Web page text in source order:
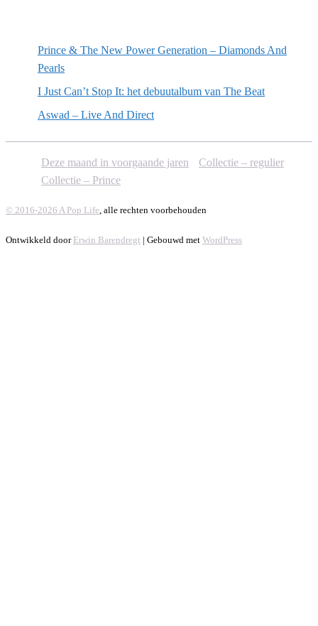
Prince & The New Power Generation – Diamonds And
Pearls
I Just Can’t Stop It: het debuutalbum van The Beat
Aswad – Live And Direct
Deze maand in voorgaande jaren
Collectie – regulier
Collectie – Prince
© 2016-2026 A Pop Life , alle rechten voorbehouden
Ontwikkeld door Erwin Barendregt | Gebouwd met WordPress